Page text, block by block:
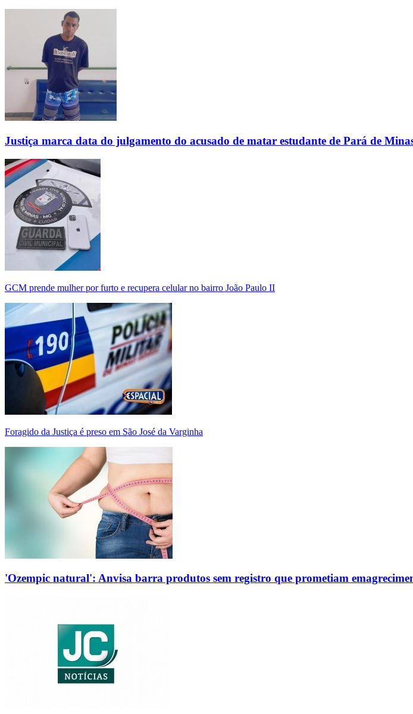
Justiça marca data do julgamento do acusado de matar estudante de Pará de
GCM prende mulher por furto e recupera celular no bairro João Paulo II
Foragido da Justiça é preso em São José da Varginha
'Ozempic natural': Anvisa barra produtos sem registro que prometiam